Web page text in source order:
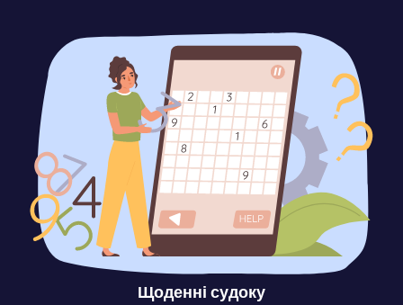
Щоденні судоку